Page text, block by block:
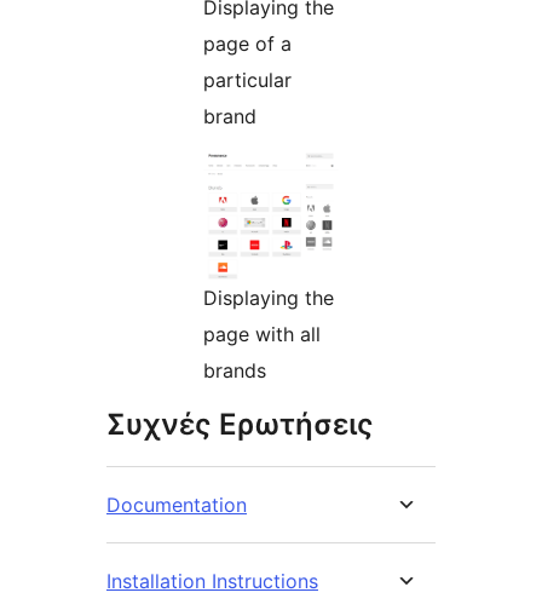
Displaying the
page of a
particular
brand
Displaying the
page with all
brands
Συχνές Ερωτήσεις
Documentation
Installation Instructions